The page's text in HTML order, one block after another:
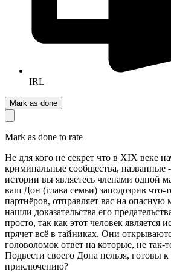
IRL
Mark as done
Mark as done to rate
Не для кого не секрет что в XIX веке
криминальные сообщества,
истории вы являетесь членами одной
ваш Дон (глава семьи) заподозрив что-
партнёров, отправляет вас на
нашли доказательства его
просто, так как этот человек является
прячет всё в тайниках. Они
головоломок ответ на которые, не так-
Подвести своего Дона нельзя, готовы
приключению?